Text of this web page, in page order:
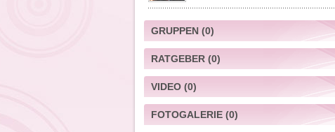
GRUPPEN(0)
RATGEBER(0)
VIDEO(0)
FOTOGALERIE(0)